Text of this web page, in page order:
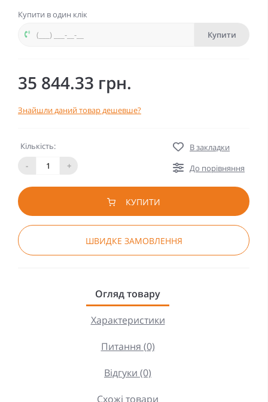
Купити в один клік
Купити
35 844.33 грн.
Знайшли даний товар дешевше?
Кількість:
-
+
В закладки
До порівняння
КУПИТИ
ШВИДКЕ ЗАМОВЛЕННЯ
Огляд товару
Характеристики
Питання (0)
Відгуки (0)
Схожі товари